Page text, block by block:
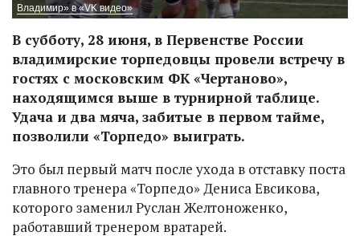
Владимир» в «VK видео»
В субботу, 28 июня, в Первенстве России
владимирские торпедовцы провели встречу в
гостях с московским ФК «Чертаново»,
находящимся выше в турнирной таблице.
Удача и два мяча, забитые в первом тайме,
позволили «Торпедо» выиграть.
Это был первый матч после ухода в отставку поста
главного тренера «Торпедо» Дениса Евсикова,
которого заменил Руслан Желтоноженко,
работавший тренером вратарей.